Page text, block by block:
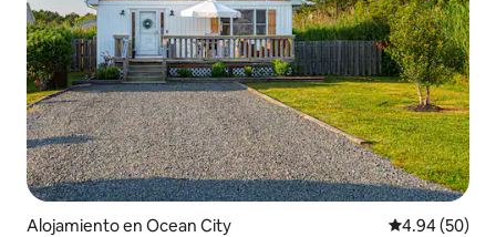
Alojamiento en Ocean City Calificación
4.94 (50)